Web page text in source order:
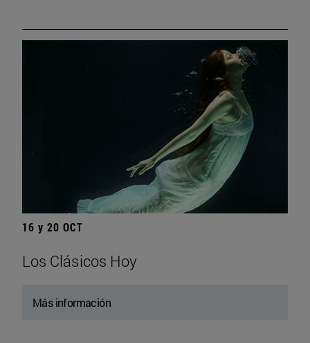
16 y 20 OCT
Los Clásicos Hoy
Más información